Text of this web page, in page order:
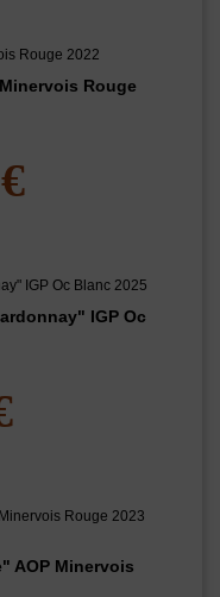
Rouge
IGP Oc
AOP Minervois